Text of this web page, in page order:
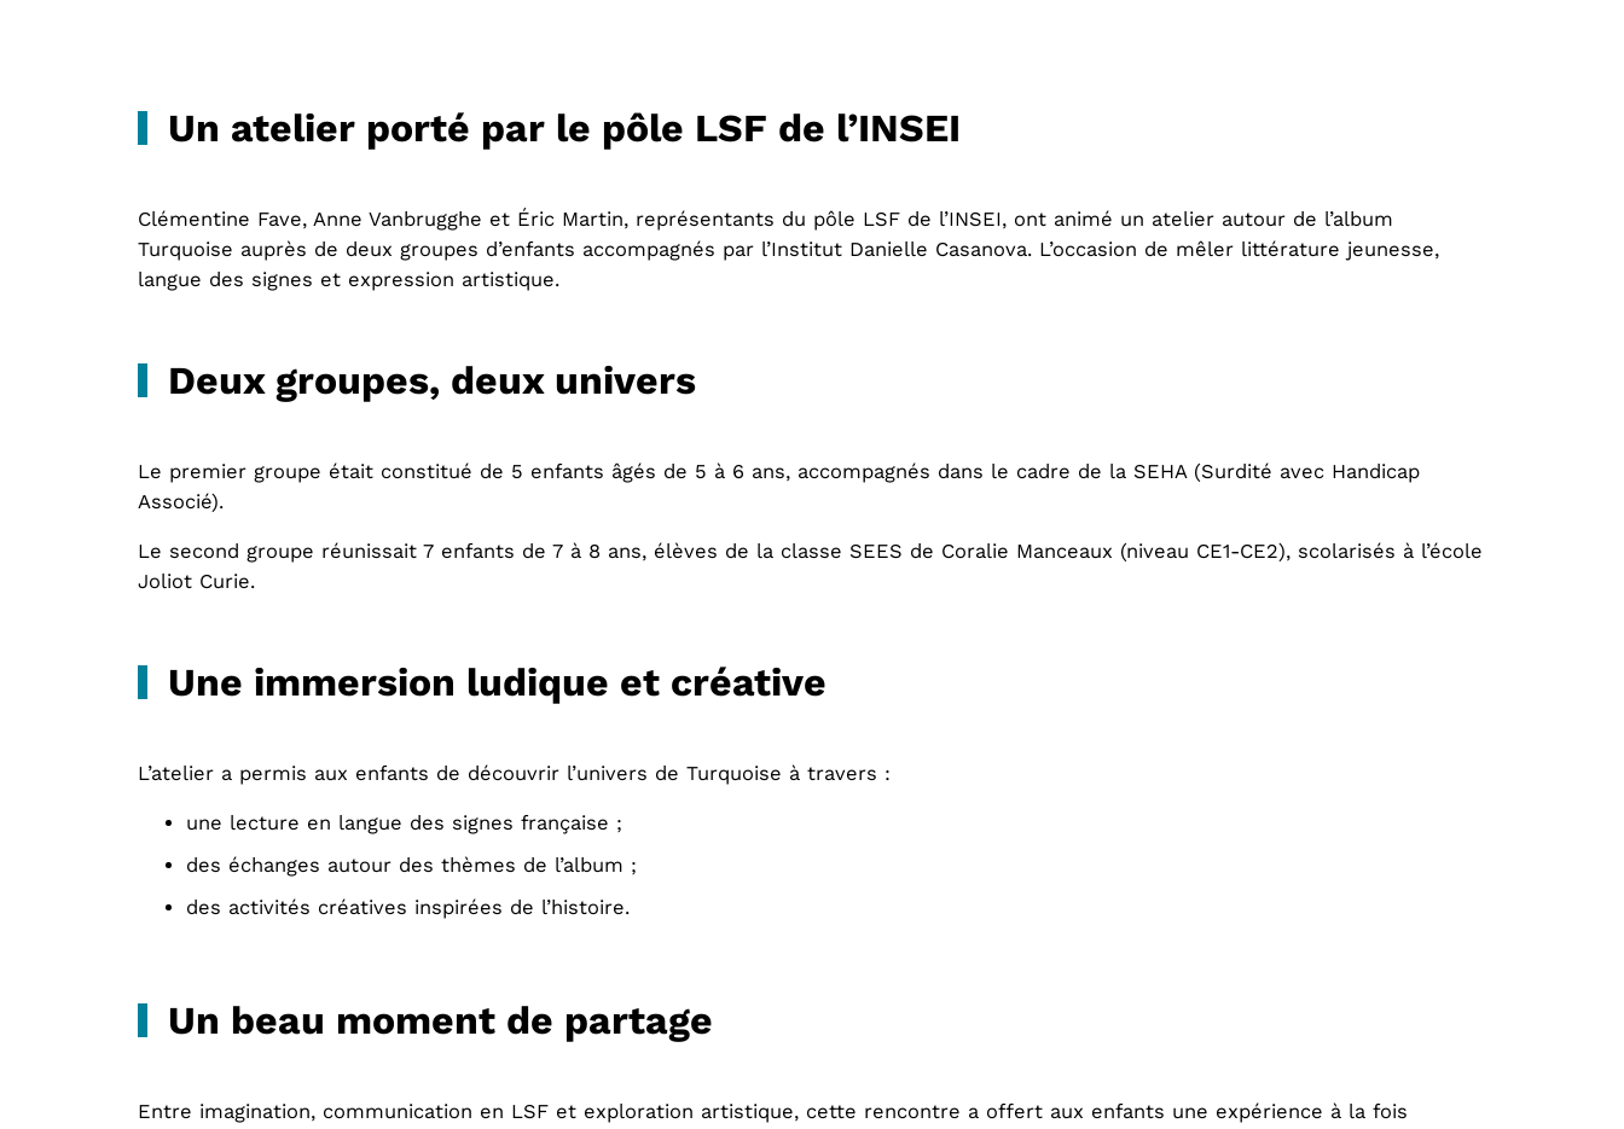
Un atelier porté par le pôle LSF de l’INSEI
Clémentine Fave, Anne Vanbrugghe et Éric Martin, représentants du pôle LSF de l’INSEI, ont animé un atelier autour de l’album
Turquoise auprès de deux groupes d’enfants accompagnés par l’Institut Danielle Casanova. L’occasion de mêler littérature jeunesse,
langue des signes et expression artistique.
Deux groupes, deux univers
Le premier groupe était constitué de 5 enfants âgés de 5 à 6 ans, accompagnés dans le cadre de la SEHA (Surdité avec Handicap
Associé).
Le second groupe réunissait 7 enfants de 7 à 8 ans, élèves de la classe SEES de Coralie Manceaux (niveau CE1-CE2), scolarisés à l’école
Joliot Curie.
Une immersion ludique et créative
L’atelier a permis aux enfants de découvrir l’univers de Turquoise à travers :
une lecture en langue des signes française ;
des échanges autour des thèmes de l’album ;
des activités créatives inspirées de l’histoire.
Un beau moment de partage
Entre imagination, communication en LSF et exploration artistique, cette rencontre a offert aux enfants une expérience à la fois